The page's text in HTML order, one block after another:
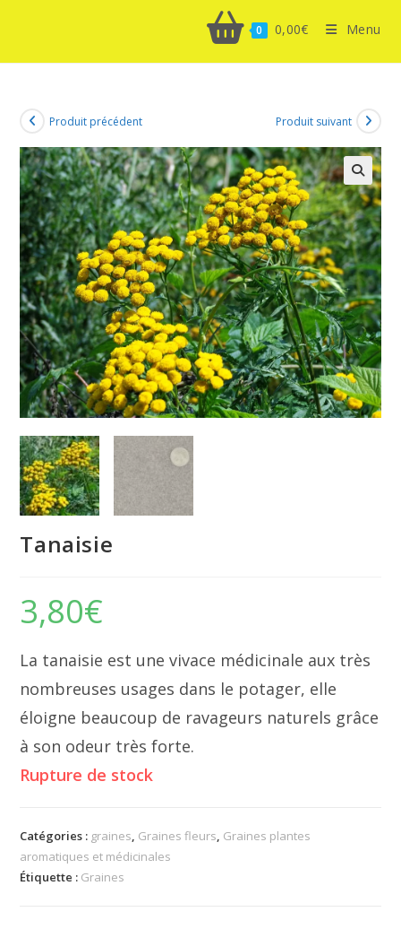
0 0,00€ Menu
Produit précédent Produit suivant
Tanaisie
3,80€
La tanaisie est une vivace médicinale aux très
nombreuses usages dans le potager, elle
éloigne beaucoup de ravageurs naturels grâce
à son odeur très forte.
Rupture de stock
Catégories : graines, Graines fleurs, Graines plantes
aromatiques et médicinales
Étiquette : Graines